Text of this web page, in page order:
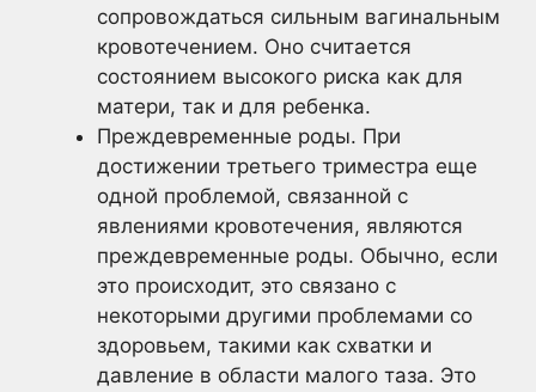
сопровождаться сильным вагинальным
кровотечением. Оно считается
состоянием высокого риска как для
матери, так и для ребенка.
Преждевременные роды. При
достижении третьего триместра еще
одной проблемой, связанной с
явлениями кровотечения, являются
преждевременные роды. Обычно, если
это происходит, это связано с
некоторыми другими проблемами со
здоровьем, такими как схватки и
давление в области малого таза. Это